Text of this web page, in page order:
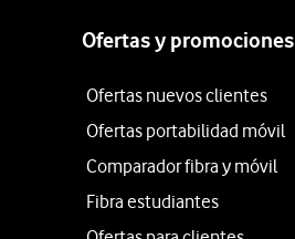
Ofertas y promociones
Ofertas nuevos clientes
Ofertas portabilidad móvil
Comparador fibra y móvil
Fibra estudiantes